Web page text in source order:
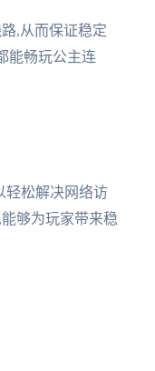
,从而保证稳定
能畅玩公主连
轻松解决网络访
够为玩家带来稳